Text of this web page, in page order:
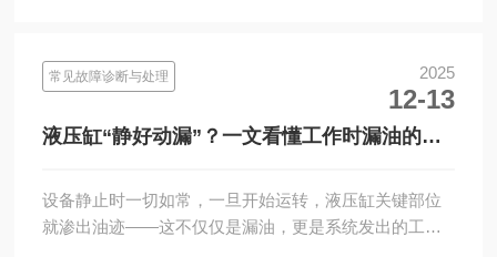
常见故障诊断与处理 2025
12-13
液压缸“静好动漏”？一文看懂工作时漏油的根
设备静止时一切如常，一旦开始运转，液压缸关键部位
就渗出油迹——这不仅仅是漏油，更是系统发出的工作